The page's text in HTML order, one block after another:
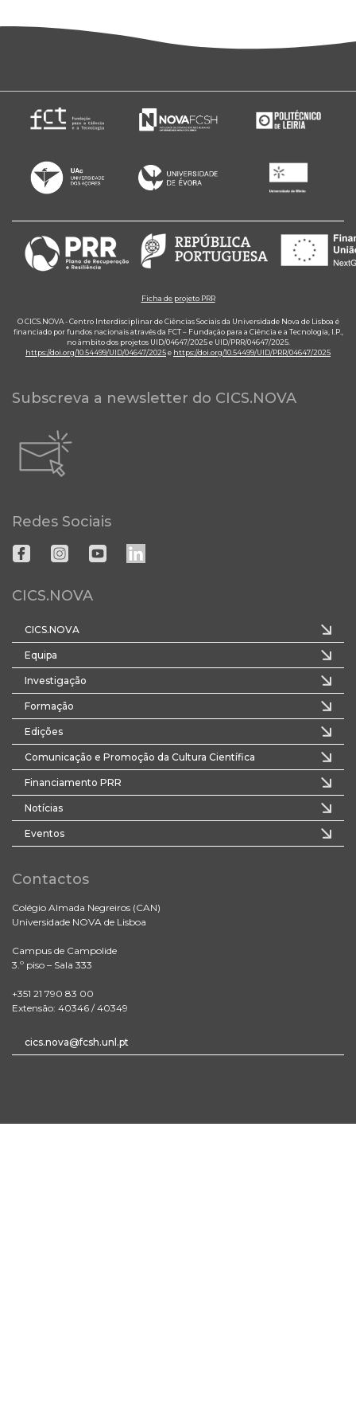
Ficha de projeto PRR
O CICS.NOVA - Centro Interdisciplinar de Ciências Sociais da Universidade Nova de Lisboa é
financiado por fundos nacionais através da FCT – Fundação para a Ciência e a Tecnologia, I.P.,
no âmbito dos projetos UID/04647/2025 e UID/PRR/04647/2025.
https://doi.org/10.54499/UID/04647/2025e https://doi.org/10.54499/UID/PRR/04647/2025
Subscreva a newsletter do CICS.NOVA
Redes Sociais
CICS.NOVA
CICS.NOVA
Equipa
Investigação
Formação
Edições
Comunicação e Promoção da Cultura Científica
Financiamento PRR
Notícias
Eventos
Contactos
Colégio Almada Negreiros (CAN)
Universidade NOVA de Lisboa
Campus de Campolide
3.º piso – Sala 333
+351 21 790 83 00
Extensão: 40346 / 40349
cics.nova@fcsh.unl.pt